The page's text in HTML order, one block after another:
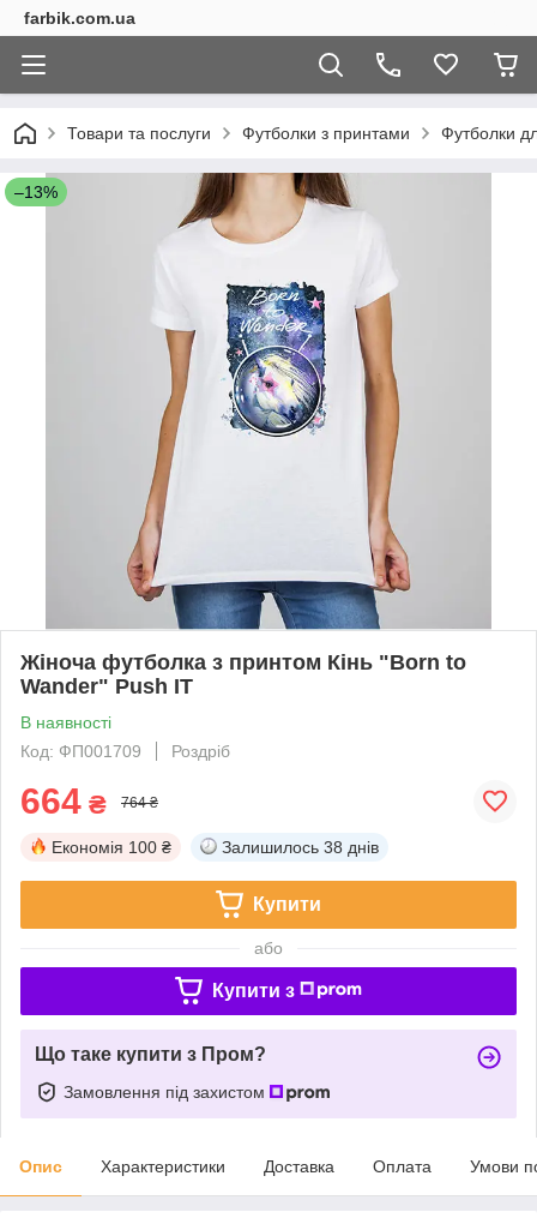
farbik.com.ua
Товари та послуги Футболки з принтами Футболки
–13%
Жіноча футболка з принтом Кінь "Born to
Wander" Push IT
В наявності
Код: ФП001709
Роздріб
664 ₴ 764 ₴
Економія 100 ₴ Залишилось 38 днів
Купити
або
Купити з
Що таке купити з Пром?
Замовлення під захистом
Опис Характеристики Доставка Оплата Умови